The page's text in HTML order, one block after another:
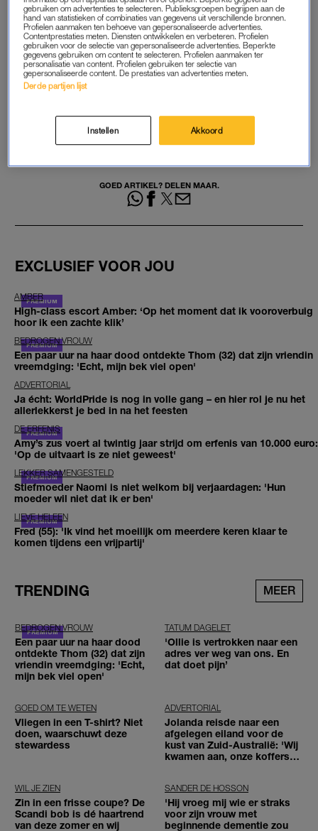
DEMONSTRATIES
Afgelopen maanden hebben dierenliefhebbers massaal
gedemonstreerd om de grote grazers in de
Oostvaardersplassen bij te mogen voeren. De gemeente en
te laten gaan. Afgelopen winter zijn er duizenden grote grazers
overleden omdat zij te zwak waren of zijn afgeschoten door
GOED ARTIKEL? DELEN MAAR.
EXCLUSIEF VOOR JOU
AMBER
High-class escort Amber: ‘Op het moment dat ik vooroverbuig
hoor ik een zachte klik’
BEDROGEN VROUW
Een paar uur na haar dood ontdekte Thom (32) dat zijn vriendin
vreemdging: 'Echt, mijn bek viel open'
ADVERTORIAL
Ja écht: WorldPride is nog in volle gang – en hier rol je nu het
allerlekkerst je bed in na het feesten
DE ERFENIS
Amy’s zus voert al twintig jaar strijd om erfenis van 10.000 euro:
'Op de uitvaart is ze niet geweest'
LEKKER SAMENGESTELD
Stiefmoeder Naomi is niet welkom bij verjaardagen: 'Hun
moeder wil niet dat ik er ben'
LIEVE HELEEN
Fred (55): 'Ik vind het moeilijk om meerdere keren klaar te
komen tijdens een vrijpartij'
TRENDING MEER
BEDROGEN VROUW
Een paar uur na haar dood
ontdekte Thom (32) dat zijn
vriendin vreemdging: 'Echt,
mijn bek viel open'
TATUM DAGELET
'Ollie is vertrokken naar een
adres ver weg van ons. En
dat doet pijn’
GOED OM TE WETEN
Vliegen in een T-shirt? Niet
doen, waarschuwt deze
stewardess
ADVERTORIAL
Jolanda reisde naar een
afgelegen eiland voor de
kust van Zuid-Australië: 'Wij
kwamen aan, onze koffers
WIL JE ZIEN
Zin in een frisse coupe? De
Scandi bob is dé haartrend
van deze zomer en wij
SANDER DE HOSSON
'Hij vroeg mij wie er straks
voor zijn vrouw met
beginnende dementie zou
gebruiken om advertenties te selecteren. Publieksgroepen begrijpen aan de
hand van statistieken of combinaties van gegevens uit verschillende bronnen.
Profielen aanmaken ten behoeve van gepersonaliseerde advertenties.
Contentprestaties meten. Diensten ontwikkelen en verbeteren. Profielen
gebruiken voor de selectie van gepersonaliseerde advertenties. Beperkte
gegevens gebruiken om content te selecteren. Profielen aanmaken ter
personalisatie van content. Profielen gebruiken ter selectie van
gepersonaliseerde content. De prestaties van advertenties meten.
Derde partijen lijst
Instellen Akkoord